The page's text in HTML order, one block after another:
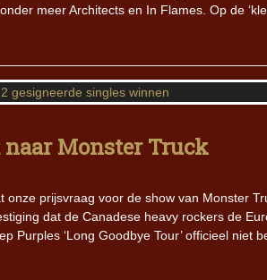
meer Architects en In Flames. Op de
Monster Truck
prijsvraag voor de show van Monster
dat de Canadese heavy rockers de
Purples ‘Long Goodbye Tour’ officieel niet